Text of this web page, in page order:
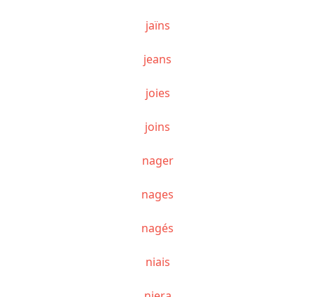
jaïns
jeans
joies
joins
nager
nages
nagés
niais